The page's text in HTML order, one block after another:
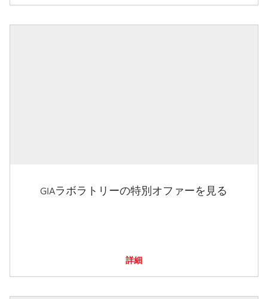
GIAラボラトリーの特別オファーを見る
詳細